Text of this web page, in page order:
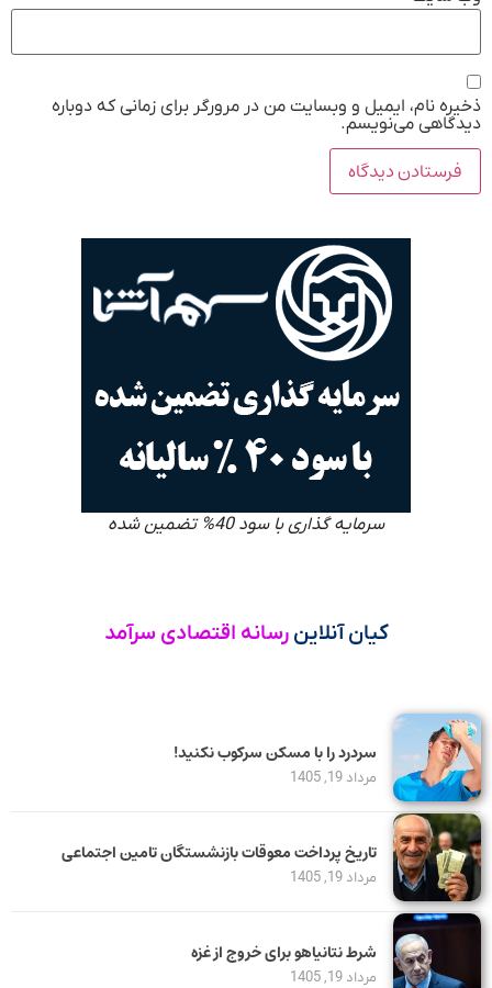
ذخیره نام، ایمیل و وبسایت من در مرورگر برای زمانی که دوباره
دیدگاهی می‌نویسم.
سرمایه گذاری با سود 40% تضمین شده
کیان آنلاین رسانه اقتصادی سرآمد
سردرد را با مسکن سرکوب نکنید!
مرداد 19, 1405
تاریخ پرداخت معوقات بازنشستگان تامین اجتماعی
مرداد 19, 1405
شرط نتانیاهو برای خروج از غزه
مرداد 19, 1405